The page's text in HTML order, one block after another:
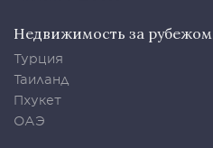
Недвижимость за рубежом
Турция
Таиланд
Пхукет
ОАЭ